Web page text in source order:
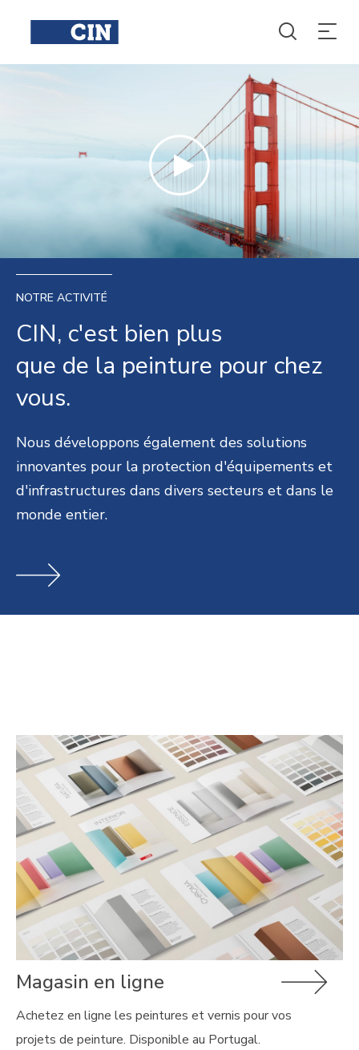
NOTRE ACTIVITÉ
CIN, c'est bien plus
que de la peinture pour chez
vous.
Nous développons également des solutions
innovantes pour la protection d'équipements et
d'infrastructures dans divers secteurs et dans le
monde entier.
Magasin en ligne
Achetez en ligne les peintures et vernis pour vos
projets de peinture. Disponible au Portugal.